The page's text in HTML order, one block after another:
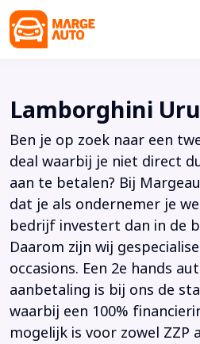
Lamborghini
Ben je op zoek naar een
deal waarbij je niet direct
aan te betalen? Bij
dat je als ondernemer je
bedrijf investert dan in de
Daarom zijn wij
occasions. Een 2e hands
aanbetaling is bij ons de
waarbij een 100%
mogelijk is voor zowel ZZP